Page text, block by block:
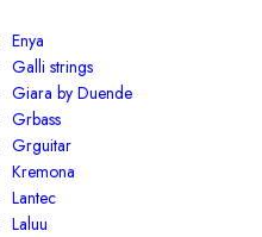
Enya
Galli strings
Giara by Duende
Grbass
Grguitar
Kremona
Lantec
Laluu